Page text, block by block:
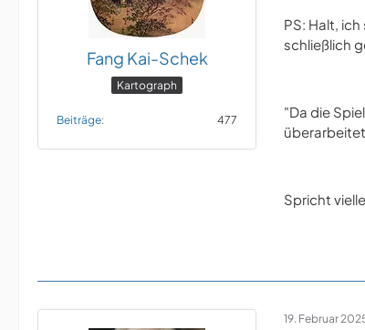
Fang Kai-Schek
Kartograph
Beiträge 477
PS: Halt,
schließlich
"Da die
Spricht
19. Februar